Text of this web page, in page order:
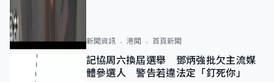
新聞資訊 港聞 首頁新聞
記協周六換屆選舉 鄧炳強批欠主流媒
體參選人 警告若違法定「釘死你」